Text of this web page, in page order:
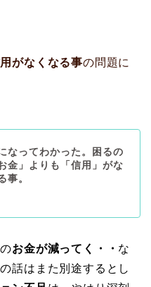
がなくなる事の問題に
なってわかった。困るの
金」よりも「信用」がな
事。
のお金が減ってく・・ な
話はまた別途するとし